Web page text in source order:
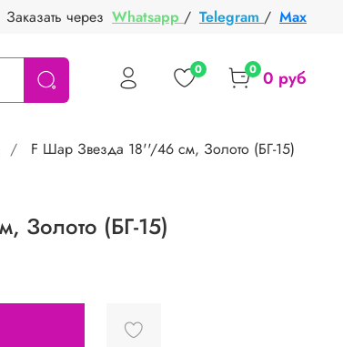
Заказать через Whatsapp / Telegram / Max
0 0 0 руб
F Шар Звезда 18''/46 см, Золото (БГ-15)
Золото (БГ-15)